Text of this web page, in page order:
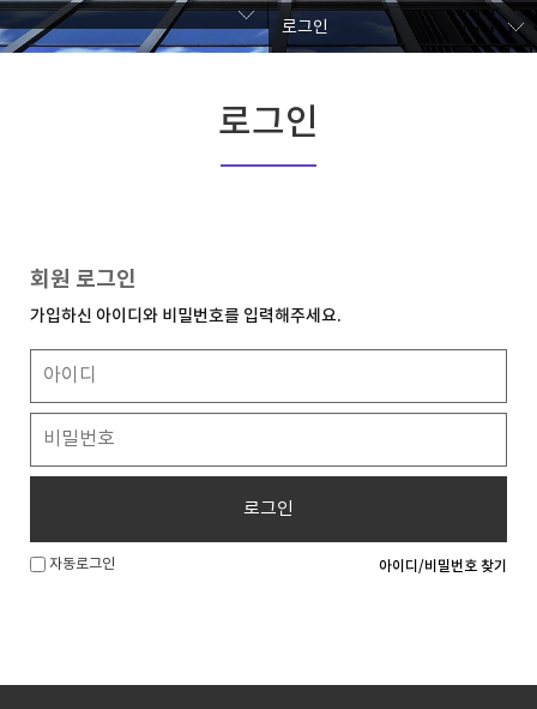
로그인
로그인
회원 로그인
가입하신 아이디와 비밀번호를 입력해주세요.
로그인
자동로그인 아이디/비밀번호 찾기